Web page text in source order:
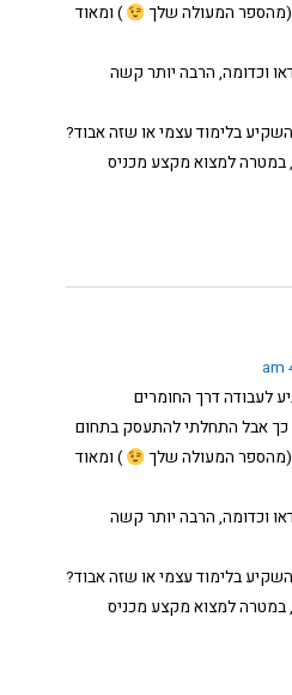
) ומאוד
וכדומה, הרבה יותר קשה
בלימוד עצמי או שזה אבוד?
במטרה למצוא מקצע מכניס
לעבודה דרך החומרים
כך אבל התחלתי להתעסק בתחום
) ומאוד
וכדומה, הרבה יותר קשה
בלימוד עצמי או שזה אבוד?
במטרה למצוא מקצע מכניס